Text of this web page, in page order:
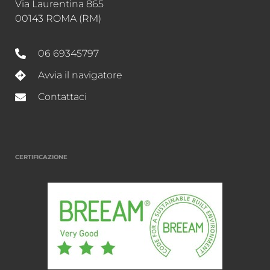
Via Laurentina 865
00143 ROMA (RM)
06 69345797
Avvia il navigatore
Contattaci
CERTIFICAZIONE